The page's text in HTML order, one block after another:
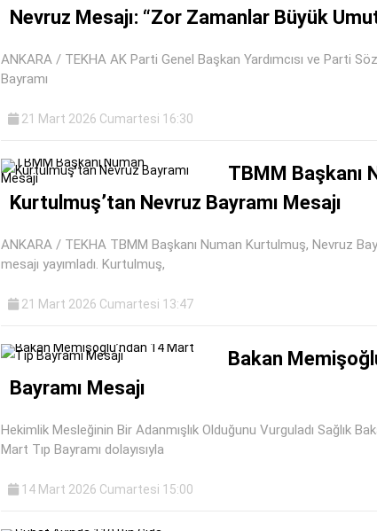
Nevruz Mesajı: “Zor Zamanlar Büyük
ANKARA / TEKHA AK Parti Genel Başkan Yardımcısı ve Parti
Bayramı
21 Mart 2026 Cumartesi 16:30
TBMM Başkanı
Kurtulmuş’tan Nevruz Bayramı Mesajı
ANKARA / TEKHA TBMM Başkanı Numan Kurtulmuş, Nevruz
mesajı yayımladı. Kurtulmuş,
21 Mart 2026 Cumartesi 13:47
Bakan
Bayramı Mesajı
Hekimlik Mesleğinin Bir Adanmışlık Olduğunu Vurguladı Sağlık
Mart Tıp Bayramı dolayısıyla
14 Mart 2026 Cumartesi 15:00